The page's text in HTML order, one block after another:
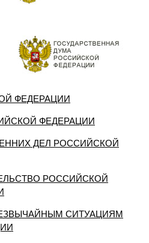
ФЕДЕРАЦИИ
ФЕДЕРАЦИИ
ДЕЛ РОССИЙСКОЙ
РОССИЙСКОЙ
СИТУАЦИЯМ